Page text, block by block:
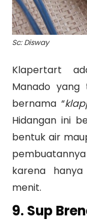
Sc: Disway
Klapertart
Manado yang
bernama “
Hidangan ini
bentuk air
karena
menit.
9. Sup